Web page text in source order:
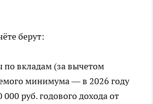
берут:
по вкладам (за вычетом
минимума — в 2026 году
000 руб. годового дохода от